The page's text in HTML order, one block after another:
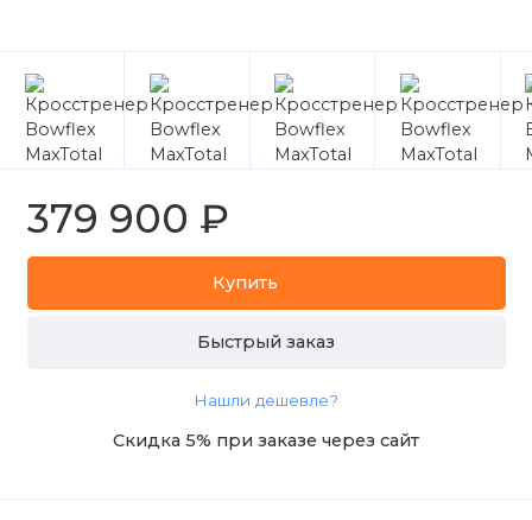
379 900 ₽
Купить
Быстрый заказ
Нашли дешевле?
Скидка 5% при заказе через сайт